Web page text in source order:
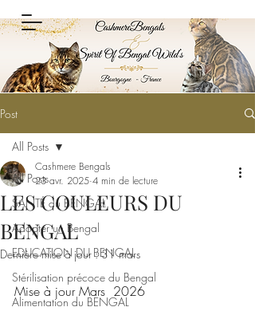
Post
All Posts
SANTÉ du BENGAL
Adopter un Bengal
EDUCATION DU BENGAL
Stérilisation précoce du Bengal
Alimentation du BENGAL
All Posts
LES COULEURS DU
BENGAL
Cashmere Bengals
23 avr. 2025 4 min de lecture
Dernière mise à jour :31 mars
Mise à jour Mars  2026